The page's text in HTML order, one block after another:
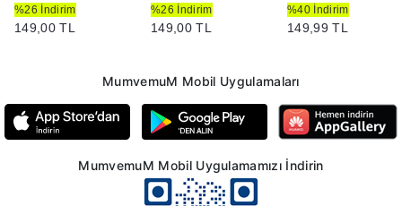
%26 İndirim
149,00 TL
%26 İndirim
149,00 TL
%40 İndirim
149,99 TL
MumvemuM Mobil Uygulamaları
MumvemuM Mobil Uygulamamızı İndirin